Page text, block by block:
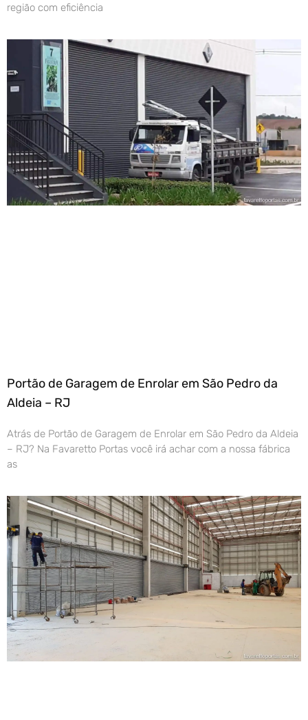
região com eficiência
Portão de Garagem de Enrolar em São Pedro da
Aldeia – RJ
Atrás de Portão de Garagem de Enrolar em São Pedro da Aldeia
– RJ? Na Favaretto Portas você irá achar com a nossa fábrica
as